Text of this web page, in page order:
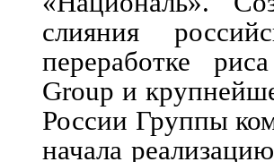
слияния
переработке
Group и
России Группы
начала